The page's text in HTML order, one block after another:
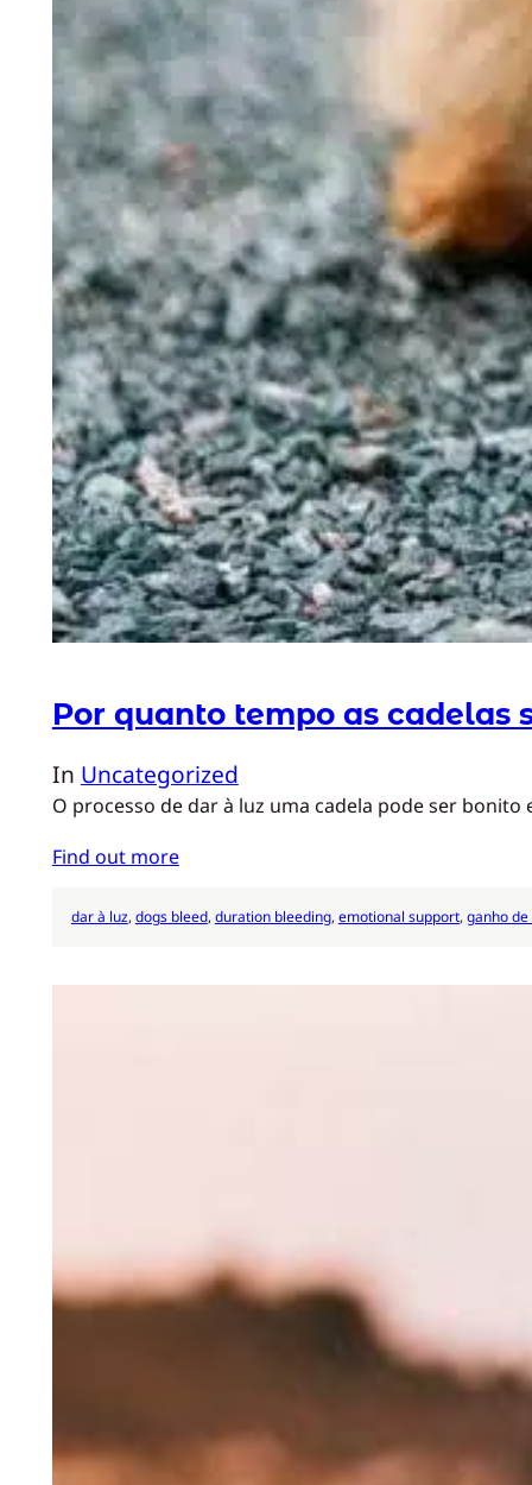
Por quanto tempo as cadelas
In Uncategorized
O processo de dar à luz uma cadela pode ser
Find out more
dar à luz, dogs bleed, duration bleeding, emotional support, ganho de